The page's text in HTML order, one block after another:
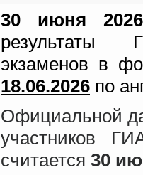
30 июня
результаты
экзаменов в
18.06.2026 по
Официальной
участников
считается 30